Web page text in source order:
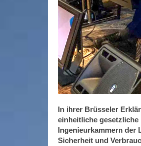
In ihrer Brüsseler
einheitliche
Ingenieurkammern der
Sicherheit und